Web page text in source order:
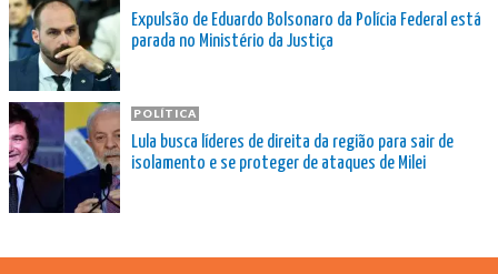
Expulsão de Eduardo Bolsonaro da Polícia Federal está
parada no Ministério da Justiça
POLÍTICA
Lula busca líderes de direita da região para sair de
isolamento e se proteger de ataques de Milei